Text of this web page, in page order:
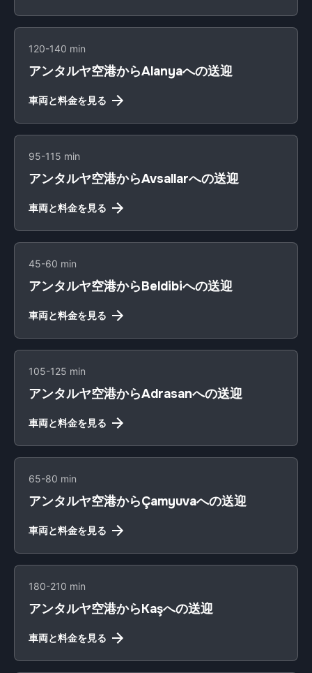
120-140 min
アンタルヤ空港からAlanyaへの送迎
車両と料金を見る
95-115 min
アンタルヤ空港からAvsallarへの送迎
車両と料金を見る
45-60 min
アンタルヤ空港からBeldibiへの送迎
車両と料金を見る
105-125 min
アンタルヤ空港からAdrasanへの送迎
車両と料金を見る
65-80 min
アンタルヤ空港からÇamyuvaへの送迎
車両と料金を見る
180-210 min
アンタルヤ空港からKaşへの送迎
車両と料金を見る